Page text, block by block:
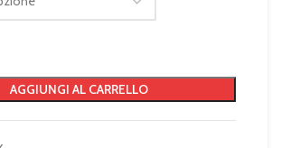
AGGIUNGI AL CARRELLO